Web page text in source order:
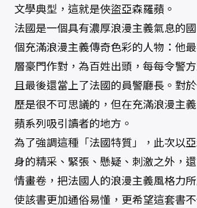
文學典型，這就是俠盜亞森羅蘋。
法國是一個具有濃厚浪漫主義氣息的
個充滿浪漫主義傳奇色彩的人物：他
層豪門作對，為百姓出頭，每每令警
且最後還當上了法國的員警廳長。對
歷是很不可思議的，但在充滿浪漫主
蘋系列吸引讀者的地方。
為了強調這種「法國特質」，此次以
身的精采、緊張、懸疑、刺激之外，
情畫卷，把法國人的浪漫主義風格力
使該書更加通俗易懂，更希望這套書